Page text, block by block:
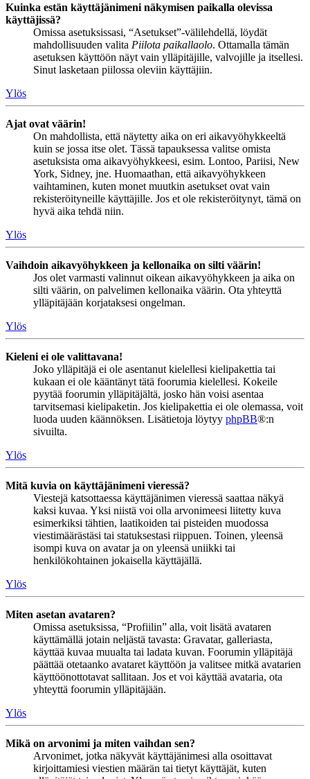
Kuinka estän käyttäjänimeni näkymisen paikalla olevissa
käyttäjissä?
Omissa asetuksissasi, “Asetukset”-välilehdellä, löydät
mahdollisuuden valita Piilota paikallaolo. Ottamalla tämän
asetuksen käyttöön näyt vain ylläpitäjille, valvojille ja itsellesi.
Sinut lasketaan piilossa oleviin käyttäjiin.
Ylös
Ajat ovat väärin!
On mahdollista, että näytetty aika on eri aikavyöhykkeeltä
kuin se jossa itse olet. Tässä tapauksessa valitse omista
asetuksista oma aikavyöhykkeesi, esim. Lontoo, Pariisi, New
York, Sidney, jne. Huomaathan, että aikavyöhykkeen
vaihtaminen, kuten monet muutkin asetukset ovat vain
rekisteröityneille käyttäjille. Jos et ole rekisteröitynyt, tämä on
hyvä aika tehdä niin.
Ylös
Vaihdoin aikavyöhykkeen ja kellonaika on silti väärin!
Jos olet varmasti valinnut oikean aikavyöhykkeen ja aika on
silti väärin, on palvelimen kellonaika väärin. Ota yhteyttä
ylläpitäjään korjataksesi ongelman.
Ylös
Kieleni ei ole valittavana!
Joko ylläpitäjä ei ole asentanut kielellesi kielipakettia tai
kukaan ei ole kääntänyt tätä foorumia kielellesi. Kokeile
pyytää foorumin ylläpitäjältä, josko hän voisi asentaa
tarvitsemasi kielipaketin. Jos kielipakettia ei ole olemassa, voit
luoda uuden käännöksen. Lisätietoja löytyy phpBB®:n
sivuilta.
Ylös
Mitä kuvia on käyttäjänimeni vieressä?
Viestejä katsottaessa käyttäjänimen vieressä saattaa näkyä
kaksi kuvaa. Yksi niistä voi olla arvonimeesi liitetty kuva
esimerkiksi tähtien, laatikoiden tai pisteiden muodossa
viestimäärästäsi tai statuksestasi riippuen. Toinen, yleensä
isompi kuva on avatar ja on yleensä uniikki tai
henkilökohtainen jokaisella käyttäjällä.
Ylös
Miten asetan avataren?
Omissa asetuksissa, “Profiilin” alla, voit lisätä avataren
käyttämällä jotain neljästä tavasta: Gravatar, galleriasta,
käyttää kuvaa muualta tai ladata kuvan. Foorumin ylläpitäjä
päättää otetaanko avataret käyttöön ja valitsee mitkä avatarien
käyttöönottotavat sallitaan. Jos et voi käyttää avataria, ota
yhteyttä foorumin ylläpitäjään.
Ylös
Mikä on arvonimi ja miten vaihdan sen?
Arvonimet, jotka näkyvät käyttäjänimesi alla osoittavat
kirjoittamiesi viestien määrän tai tietyt käyttäjät, kuten